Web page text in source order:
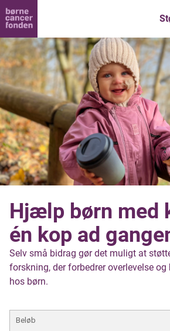
Hjælp børn med
én kop ad
Selv små bidrag gør det muligt at
forskning, der forbedrer overlevelse
hos børn.